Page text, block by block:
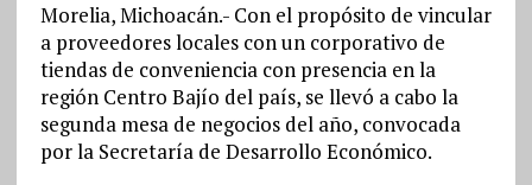
Morelia, Michoacán.- Con el propósito de vincular
a proveedores locales con un corporativo de
tiendas de conveniencia con presencia en la
región Centro Bajío del país, se llevó a cabo la
segunda mesa de negocios del año, convocada
por la Secretaría de Desarrollo Económico.